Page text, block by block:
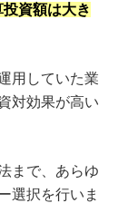
資額は大き
用していた業
対効果が高い
まで、あらゆ
選択を行いま